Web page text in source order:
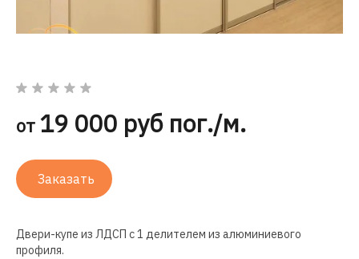
от 19 000 руб пог./м.
Заказать
Двери-купе из ЛДСП с 1 делителем из алюминиевого
профиля.